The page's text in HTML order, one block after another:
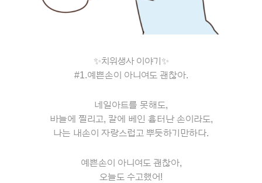
✨치위생사 이야기 ✨
#1.예쁜손이 아니여도 괜찮아.
네일아트를 못해도,
바늘에 찔리고, 칼에 베인 흉터난 손이라도,
나는 내손이 자랑스럽고 뿌듯하기만하다.
예쁜손이 아니여도 괜찮아,
오늘도 수고했어!